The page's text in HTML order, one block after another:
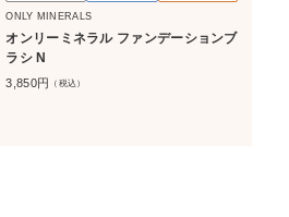
ONLY MINERALS
オンリーミネラル ファンデーションブ
ラシ N
3,850円 （税込）